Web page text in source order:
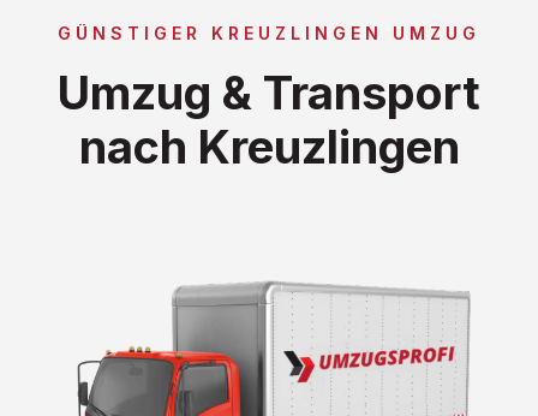
GÜNSTIGER KREUZLINGEN UMZUG
Umzug & Transport
nach Kreuzlingen